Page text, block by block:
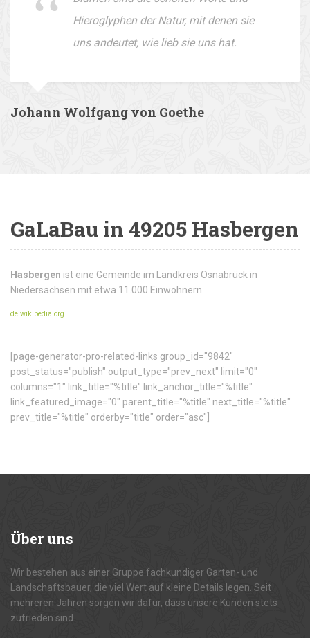
Hieroglyphen der Natur, mit denen sie
uns andeutet, wie lieb sie uns hat.
Johann Wolfgang von Goethe
GaLaBau in 49205 Hasbergen
Hasbergen ist eine Gemeinde im Landkreis Osnabrück in
Niedersachsen mit etwa 11.000 Einwohnern.
de.wikipedia.org
[page-generator-pro-related-links group_id="9842"
post_status="publish" output_type="prev_next" limit="0"
columns="1" link_title="%title" link_anchor_title="%title"
link_featured_image="0" parent_title="%title" next_title="%title"
prev_title="%title" orderby="title" order="asc"]
Überuns
Wir bestehen aus einer Gruppe fachkundiger Garten- und
Landschaftsbauer, die viel Wert auf kleine Details legen. Seit
mehreren Jahren sorgen wir dafür, dass unsere Kunden stets
zufrieden sind.